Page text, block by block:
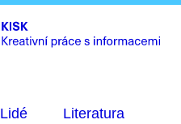
Lidé Literatura